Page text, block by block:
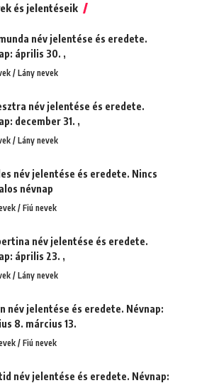
és jelentéseik
név jelentése és eredete.
április 30. ,
/ Lány nevek
név jelentése és eredete.
december 31. ,
/ Lány nevek
név jelentése és eredete. Nincs
névnap
/ Fiú nevek
név jelentése és eredete.
április 23. ,
/ Lány nevek
név jelentése és eredete. Névnap:
8. március 13.
/ Fiú nevek
név jelentése és eredete. Névnap: